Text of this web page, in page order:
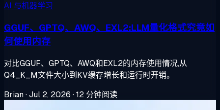
AI 与机器学习
GGUF、GPTQ、AWQ、EXL2:LLM量化格式究竟如
何使用内存
对比GGUF、GPTQ、AWQ和EXL2的内存使用情况,从
Q4_K_M文件大小到KV缓存增长和运行时开销。
Brian·Jul 2, 2026 ·12 分钟阅读